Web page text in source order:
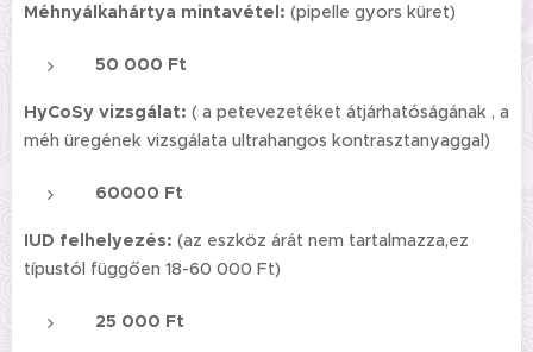
Méhnyálkahártya mintavétel: (pipelle gyors küret)
50 000 Ft
HyCoSy vizsgálat: ( a petevezetéket átjárhatóságának , a
méh üregének vizsgálata ultrahangos kontrasztanyaggal)
60000 Ft
IUD felhelyezés: (az eszköz árát nem tartalmazza,ez
típustól függően 18-60 000 Ft)
25 000 Ft